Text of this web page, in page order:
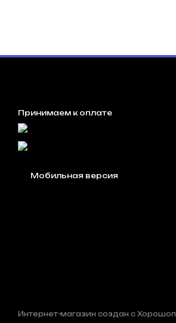
Принимаем к оплате
Мобильная версия
Интернет-магазин создан с Хорошоп